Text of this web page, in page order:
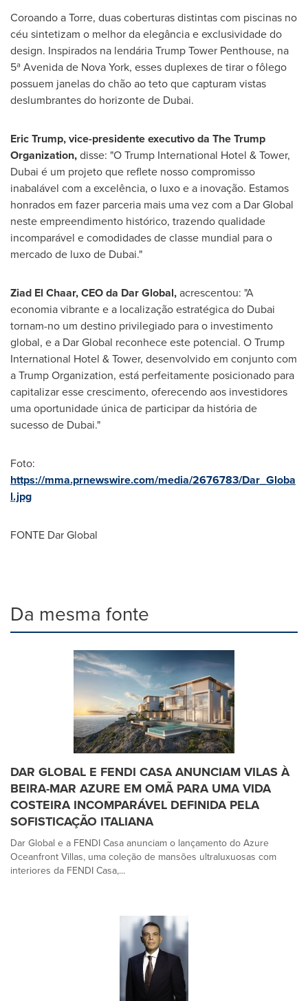
Coroando a Torre, duas coberturas distintas com piscinas no
céu sintetizam o melhor da elegância e exclusividade do
design. Inspirados na lendária Trump Tower Penthouse, na
5ª Avenida de Nova York, esses duplexes de tirar o fôlego
possuem janelas do chão ao teto que capturam vistas
deslumbrantes do horizonte de Dubai.
Eric Trump, vice-presidente executivo da The Trump
Organization,disse: "O Trump International Hotel & Tower,
Dubai é um projeto que reflete nosso compromisso
inabalável com a excelência, o luxo e a inovação. Estamos
honrados em fazer parceria mais uma vez com a Dar Global
neste empreendimento histórico, trazendo qualidade
incomparável e comodidades de classe mundial para o
mercado de luxo de Dubai."
Ziad El Chaar, CEO da Dar Global,acrescentou: "A
economia vibrante e a localização estratégica do Dubai
tornam-no um destino privilegiado para o investimento
global, e a Dar Global reconhece este potencial. O Trump
International Hotel & Tower, desenvolvido em conjunto com
a Trump Organization, está perfeitamente posicionado para
capitalizar esse crescimento, oferecendo aos investidores
uma oportunidade única de participar da história de
sucesso de Dubai."
Foto:
https://mma.prnewswire.com/media/2676783/Dar_Globa
l.jpg
FONTE Dar Global
Da mesma fonte
DAR GLOBAL E FENDI CASA ANUNCIAM VILAS À
BEIRA-MAR AZURE EM OMÃ PARA UMA VIDA
COSTEIRA INCOMPARÁVEL DEFINIDA PELA
SOFISTICAÇÃO ITALIANA
Dar Global e a FENDI Casa anunciam o lançamento do Azure
Oceanfront Villas, uma coleção de mansões ultraluxuosas com
interiores da FENDI Casa,...